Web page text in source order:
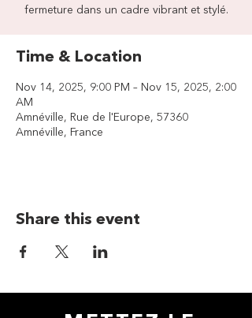
fermeture dans un cadre vibrant et stylé.
Time & Location
Nov 14, 2025, 9:00 PM – Nov 15, 2025, 2:00
AM
Amnéville, Rue de l'Europe, 57360
Amnéville, France
Share this event